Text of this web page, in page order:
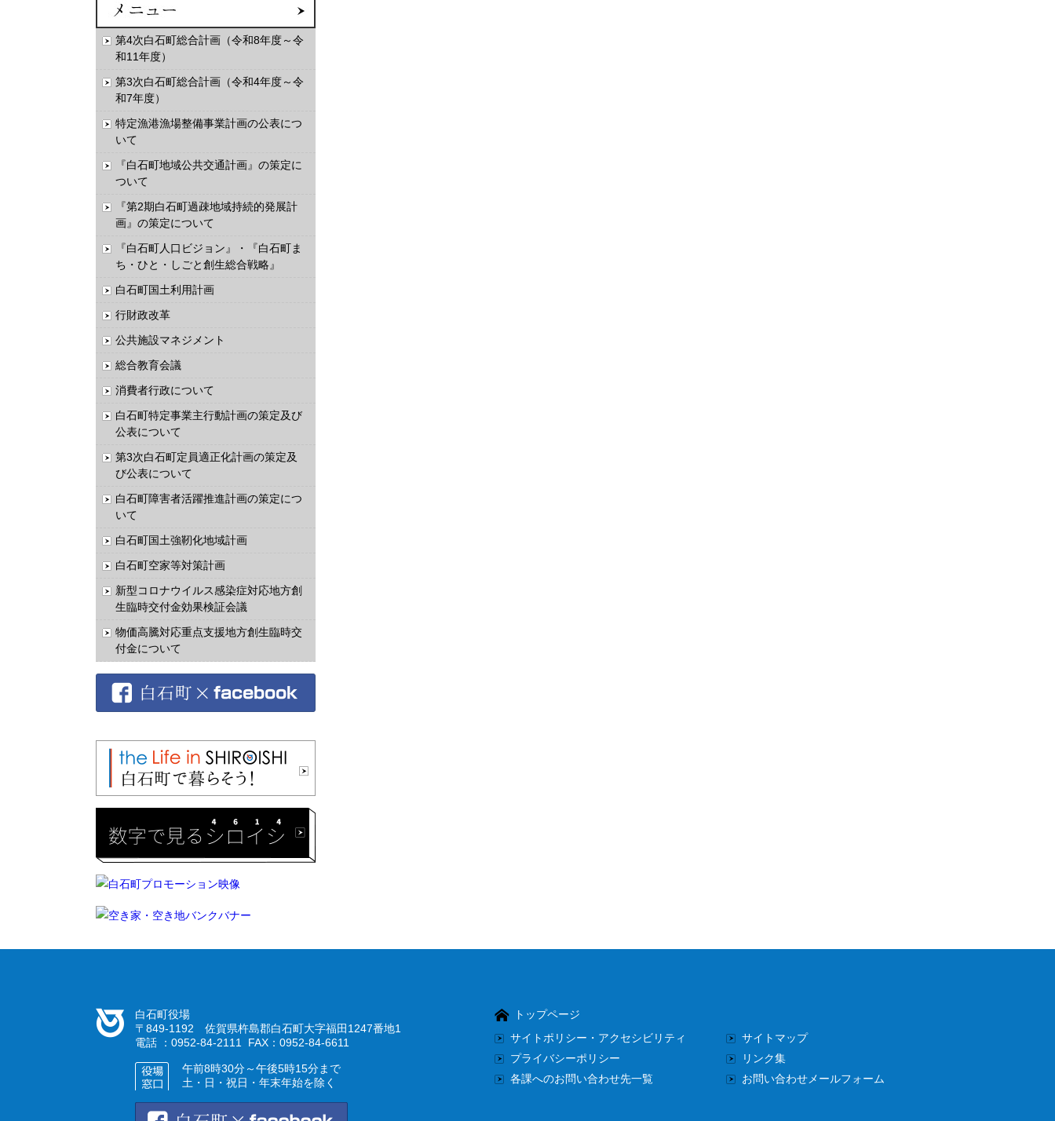
第4次白石町総合計画（令和8年度～令
和11年度）
第3次白石町総合計画（令和4年度～令
和7年度）
特定漁港漁場整備事業計画の公表につ
いて
『白石町地域公共交通計画』の策定に
ついて
『第2期白石町過疎地域持続的発展計
画』の策定について
『白石町人口ビジョン』・『白石町ま
ち・ひと・しごと創生総合戦略』
白石町国土利用計画
行財政改革
公共施設マネジメント
総合教育会議
消費者行政について
白石町特定事業主行動計画の策定及び
公表について
第3次白石町定員適正化計画の策定及
び公表について
白石町障害者活躍推進計画の策定につ
いて
白石町国土強靭化地域計画
白石町空家等対策計画
新型コロナウイルス感染症対応地方創
生臨時交付金効果検証会議
物価高騰対応重点支援地方創生臨時交
付金について
白石町役場
〒849-1192 佐賀県杵島郡白石町大字福田1247番地1
電話 ：0952-84-2111 FAX：0952-84-6611
午前8時30分～午後5時15分まで
土・日・祝日・年末年始を除く
トップページ
サイトポリシー・アクセシビリティ
サイトマップ
プライバシーポリシー
リンク集
各課へのお問い合わせ先一覧
お問い合わせメールフォーム